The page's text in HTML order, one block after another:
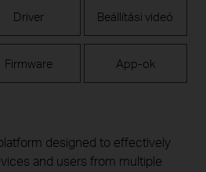
Driver Beállítási videó
Firmware App-ok
designed to effectively
and users from multiple